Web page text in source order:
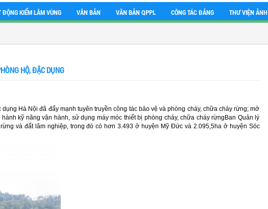
ĐỘNG KIỂM LÂM VÙNG VĂN BẢN VĂN BẢN QPPL CÔNG TÁC ĐẢNG THƯ VIỆN ẢNH
HỘ, ĐẶC DỤNG
Hà Nội đã đẩy mạnh tuyên truyền công tác bảo vệ và phòng cháy, chữa cháy rừng; mở
kỹ năng vận hành, sử dụng máy móc thiết bị phòng cháy, chữa cháy rừngBan Quản lý
và đất lâm nghiệp, trong đó có hơn 3.493 ở huyện Mỹ Đức và 2.095,5ha ở huyện Sóc